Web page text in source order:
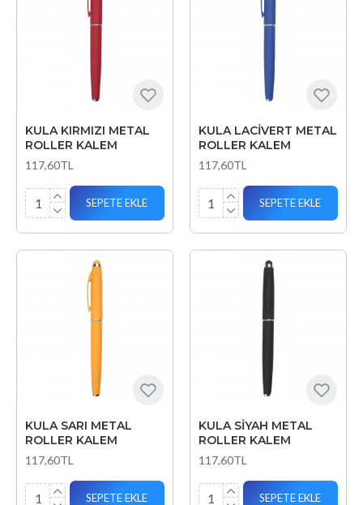
KULA KIRMIZI METAL
ROLLER KALEM
117,60TL
SEPETE EKLE
KULA LACİVERT METAL
ROLLER KALEM
117,60TL
SEPETE EKLE
KULA SARI METAL
ROLLER KALEM
117,60TL
SEPETE EKLE
KULA SİYAH METAL
ROLLER KALEM
117,60TL
SEPETE EKLE